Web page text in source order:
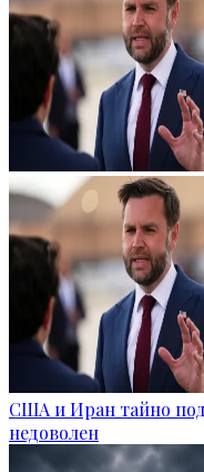
США и Иран тайно
недоволен